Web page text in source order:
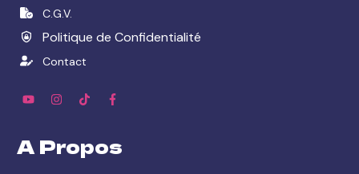
C.G.V.
Politique de Confidentialité
Contact
A Propos